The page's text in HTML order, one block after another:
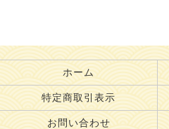
ホーム
特定商取引表示
お問い合わせ